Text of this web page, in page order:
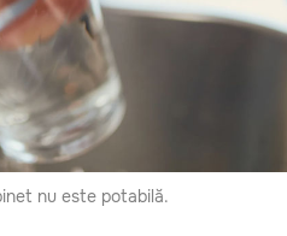
nu este potabilă.